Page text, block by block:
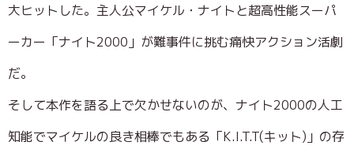
大ヒットした。主人公マイケル・ナイトと超高性能スーパ
ーカー「ナイト2000」が難事件に挑む痛快アクション活劇
だ。
そして本作を語る上で欠かせないのが、ナイト2000の人工
知能でマイケルの良き相棒でもある「K.I.T.T(キット)」の存